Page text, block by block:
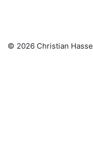
© 2026 Christian Hasse